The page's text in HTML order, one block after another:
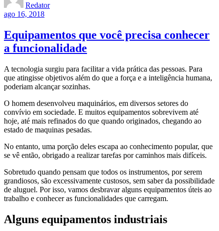
Redator
ago 16, 2018
Equipamentos que você precisa conhecer
a funcionalidade
A tecnologia surgiu para facilitar a vida prática das pessoas. Para
que atingisse objetivos além do que a força e a inteligência humana,
poderiam alcançar sozinhas.
O homem desenvolveu maquinários, em diversos setores do
convívio em sociedade. E muitos equipamentos sobrevivem até
hoje, até mais refinados do que quando originados, chegando ao
estado de maquinas pesadas.
No entanto, uma porção deles escapa ao conhecimento popular, que
se vê então, obrigado a realizar tarefas por caminhos mais difíceis.
Sobretudo quando pensam que todos os instrumentos, por serem
grandiosos, são excessivamente custosos, sem saber da possibilidade
de aluguel. Por isso, vamos desbravar alguns equipamentos úteis ao
trabalho e conhecer as funcionalidades que carregam.
Alguns equipamentos industriais